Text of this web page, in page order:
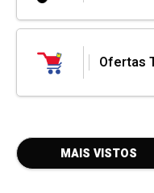
Ofertas
MAIS VISTOS